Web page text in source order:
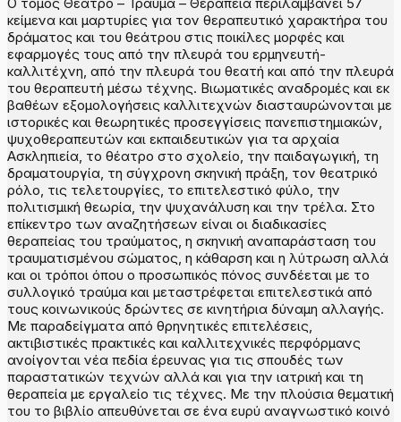
Ο τόμος Θέατρο – Τραύμα – Θεραπεία περιλαμβάνει 57
κείμενα και μαρτυρίες για τον θεραπευτικό χαρακτήρα του
δράματος και του θεάτρου στις ποικίλες μορφές και
εφαρμογές τους από την πλευρά του ερμηνευτή-
καλλιτέχνη, από την πλευρά του θεατή και από την πλευρά
του θεραπευτή μέσω τέχνης. Βιωματικές αναδρομές και εκ
βαθέων εξομολογήσεις καλλιτεχνών διασταυρώνονται με
ιστορικές και θεωρητικές προσεγγίσεις πανεπιστημιακών,
ψυχοθεραπευτών και εκπαιδευτικών για τα αρχαία
Ασκληπιεία, το θέατρο στο σχολείο, την παιδαγωγική, τη
δραματουργία, τη σύγχρονη σκηνική πράξη, τον θεατρικό
ρόλο, τις τελετουργίες, το επιτελεστικό φύλο, την
πολιτισμική θεωρία, την ψυχανάλυση και την τρέλα. Στο
επίκεντρο των αναζητήσεων είναι οι διαδικασίες
θεραπείας του τραύματος, η σκηνική αναπαράσταση του
τραυματισμένου σώματος, η κάθαρση και η λύτρωση αλλά
και οι τρόποι όπου ο προσωπικός πόνος συνδέεται με το
συλλογικό τραύμα και μεταστρέφεται επιτελεστικά από
τους κοινωνικούς δρώντες σε κινητήρια δύναμη αλλαγής.
Με παραδείγματα από θρηνητικές επιτελέσεις,
ακτιβιστικές πρακτικές και καλλιτεχνικές περφόρμανς
ανοίγονται νέα πεδία έρευνας για τις σπουδές των
παραστατικών τεχνών αλλά και για την ιατρική και τη
θεραπεία με εργαλείο τις τέχνες. Με την πλούσια θεματική
του το βιβλίο απευθύνεται σε ένα ευρύ αναγνωστικό κοινό